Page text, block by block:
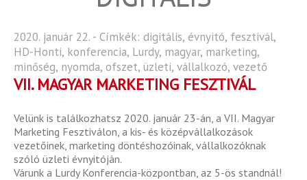
2020. január 22. - Címkék: digitális, évnyitó, fesztivál,
HD-Honti, konferencia, Lurdy, magyar, marketing,
minőség, nyomda, ofszet, üzleti, vállalkozó, vezető
VII. MAGYAR MARKETING FESZTIVÁL
Velünk is találkozhatsz 2020. január 23-án, a VII. Magyar
Marketing Fesztiválon, a kis- és középvállalkozások
vezetőinek, marketing döntéshozóinak, vállalkozóknak
szóló üzleti évnyitóján.
Várunk a Lurdy Konferencia-központban, az 5-ös standnál!